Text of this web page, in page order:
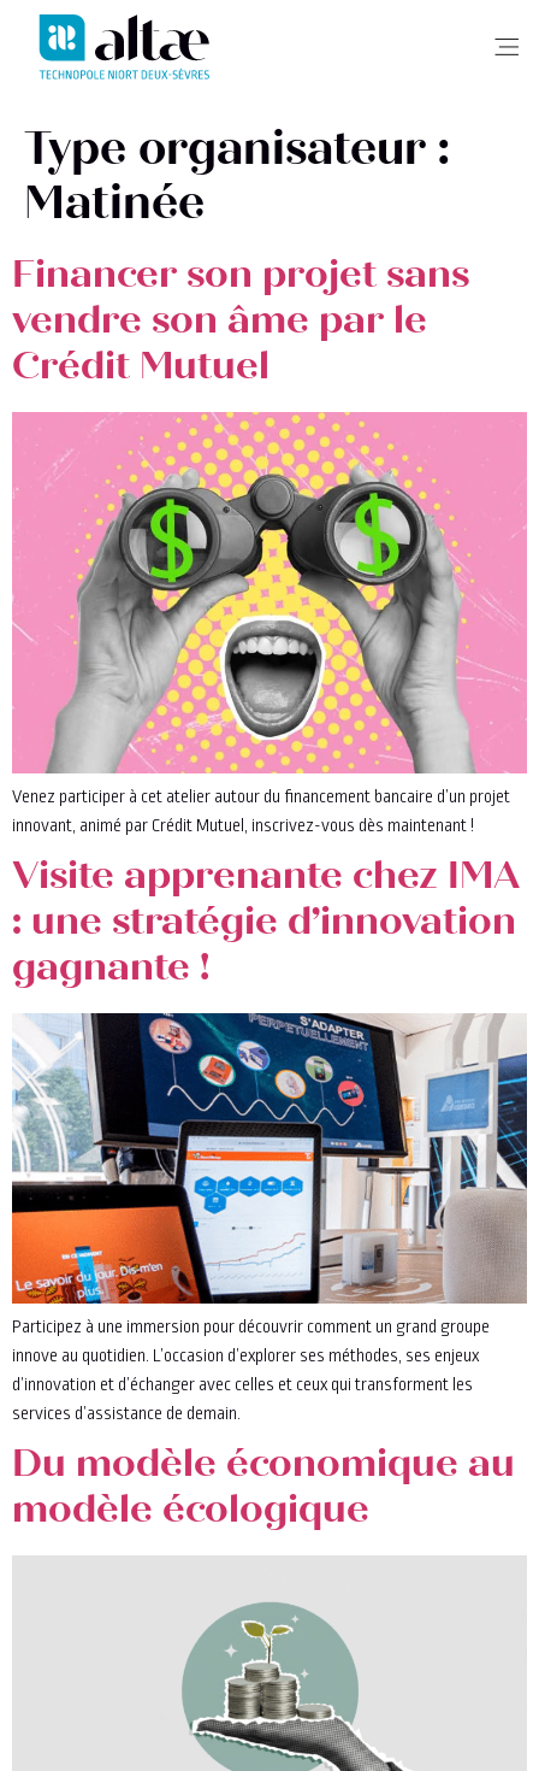
Type organisateur :
Matinée
Financer son projet sans
vendre son âme par le
Crédit Mutuel
Venez participer à cet atelier autour du financement bancaire d’un projet
innovant, animé par Crédit Mutuel, inscrivez-vous dès maintenant !
Visite apprenante chez IMA
: une stratégie d’innovation
gagnante !
Participez à une immersion pour découvrir comment un grand groupe
innove au quotidien. L’occasion d’explorer ses méthodes, ses enjeux
d’innovation et d’échanger avec celles et ceux qui transforment les
services d’assistance de demain.
Du modèle économique au
modèle écologique